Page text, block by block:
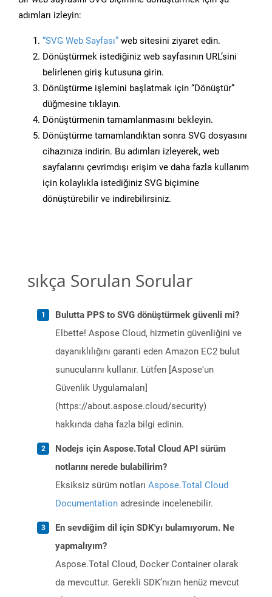
adımları izleyin:
“SVG Web Sayfası” web sitesini ziyaret edin.
Dönüştürmek istediğiniz web sayfasının URL’sini
belirlenen giriş kutusuna girin.
Dönüştürme işlemini başlatmak için “Dönüştür”
düğmesine tıklayın.
Dönüştürmenin tamamlanmasını bekleyin.
Dönüştürme tamamlandıktan sonra SVG dosyasını
cihazınıza indirin. Bu adımları izleyerek, web
sayfalarını çevrimdışı erişim ve daha fazla kullanım
için kolaylıkla istediğiniz SVG biçimine
dönüştürebilir ve indirebilirsiniz.
sıkça Sorulan Sorular
Bulutta PPS to SVG dönüştürmek güvenli mi?
Elbette! Aspose Cloud, hizmetin güvenliğini ve
dayanıklılığını garanti eden Amazon EC2 bulut
sunucularını kullanır. Lütfen [Aspose'un
Güvenlik Uygulamaları]
(https://about.aspose.cloud/security)
hakkında daha fazla bilgi edinin.
Nodejs için Aspose.Total Cloud API sürüm
notlarını nerede bulabilirim?
Eksiksiz sürüm notları Aspose.Total Cloud
Documentation adresinde incelenebilir.
En sevdiğim dil için SDK'yı bulamıyorum. Ne
yapmalıyım?
Aspose.Total Cloud, Docker Container olarak
da mevcuttur. Gerekli SDK’nızın henüz mevcut